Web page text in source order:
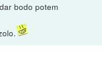
bodo potem